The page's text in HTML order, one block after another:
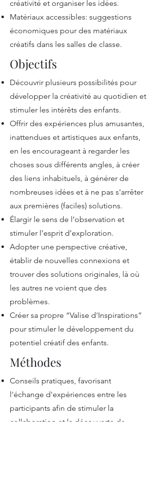
créativité et organiser les idées.
Matériaux accessibles: suggestions
économiques pour des matériaux
créatifs dans les salles de classe.
Objectifs
Découvrir plusieurs possibilités pour
développer la créativité au quotidien et
stimuler les intérêts des enfants.
Offrir des expériences plus amusantes,
inattendues et artistiques aux enfants,
en les encourageant à regarder les
choses sous différents angles, à créer
des liens inhabituels, à générer de
nombreuses idées et à ne pas s'arrêter
aux premières (faciles) solutions.
Élargir le sens de l’observation et
stimuler l’esprit d’exploration.
Adopter une perspective créative,
établir de nouvelles connexions et
trouver des solutions originales, là où
les autres ne voient que des
problèmes.
Créer sa propre “Valise d'Inspirations”
pour stimuler le développement du
potentiel créatif des enfants.
Méthodes
Conseils pratiques, favorisant
l'échange d'expériences entre les
participants afin de stimuler la
collaboration et la découverte de